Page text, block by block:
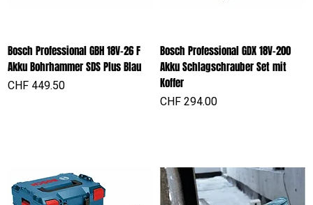
Bosch Professional GBH 18V-26 F
Akku Bohrhammer SDS Plus Blau
Preis
CHF 449.50
Bosch Professional GDX 18V-200
Akku Schlagschrauber Set mit
Koffer
Preis
CHF 294.00